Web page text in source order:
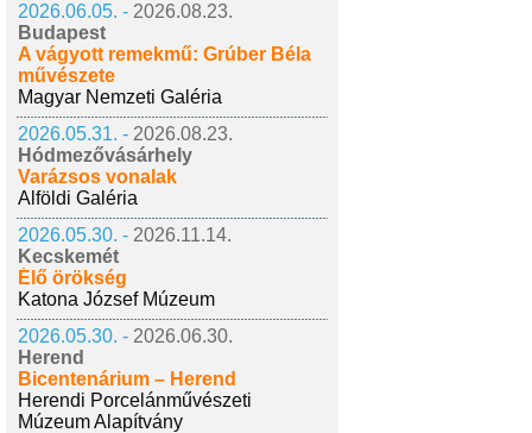
2026.06.05. - 2026.08.23.
Budapest
A vágyott remekmű: Grúber Béla
művészete
Magyar Nemzeti Galéria
2026.05.31. - 2026.08.23.
Hódmezővásárhely
Varázsos vonalak
Alföldi Galéria
2026.05.30. - 2026.11.14.
Kecskemét
Élő örökség
Katona József Múzeum
2026.05.30. - 2026.06.30.
Herend
Bicentenárium – Herend
Herendi Porcelánművészeti
Múzeum Alapítvány